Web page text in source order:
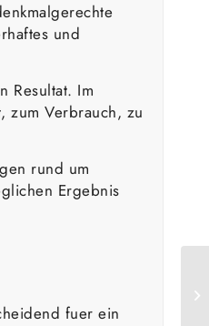
und
Resultat. Im
zum Verbrauch, zu
rund um
Ergebnis
fuer ein